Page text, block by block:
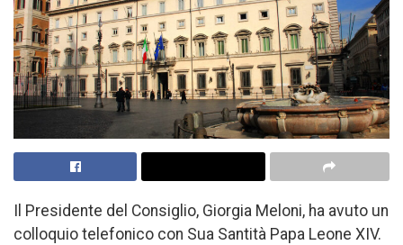
Il Presidente del Consiglio, Giorgia Meloni, ha avuto un
colloquio telefonico con Sua Santità Papa Leone XIV.